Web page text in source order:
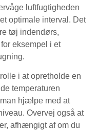
luftfugtigheden
optimale interval. Det
tøj indendørs,
eksempel i et
i at opretholde en
temperaturen
hjælpe med at
Overvej også at
afhængigt af om du